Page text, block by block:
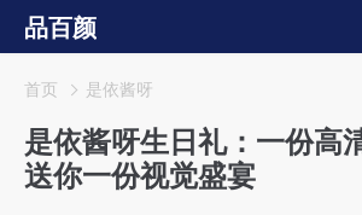
品百颜
首页 是依酱呀
是依酱呀生日礼：一份高
送你一份视觉盛宴